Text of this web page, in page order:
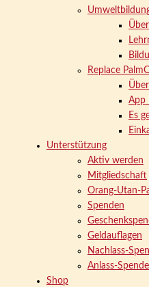
Replace
App
Es
Unterstützung
Aktiv werden
Mitgliedschaft
Orang-Utan-
Spenden
Geldauflagen
Nachlass-
Anlass-
Shop